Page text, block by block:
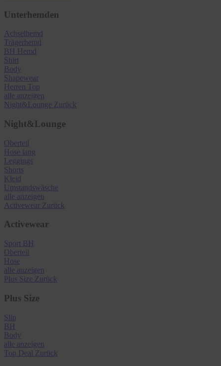
Unterhemden
Achselhemd
Trägerhemd
BH Hemd
Shirt
Body
Shapewear
Herren Top
alle anzeigen
Night&Lounge Zurück
Night&Lounge
Oberteil
Hose lang
Leggings
Shorts
Kleid
Umstandswäsche
alle anzeigen
Activewear Zurück
Activewear
Sport BH
Oberteil
Hose
alle anzeigen
Plus Size Zurück
Plus Size
Slip
BH
Body
alle anzeigen
Top Deal Zurück